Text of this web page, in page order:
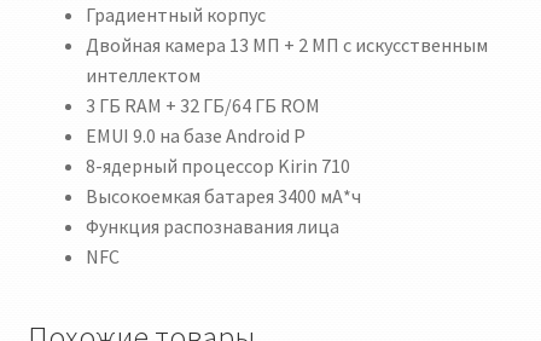
Градиентный корпус
Двойная камера 13 МП + 2 МП с искусственным
интеллектом
3 ГБ RAM + 32 ГБ/64 ГБ ROM
EMUI 9.0 на базе Android P
8-ядерный процессор Kirin 710
Высокоемкая батарея 3400 мА*ч
Функция распознавания лица
NFC